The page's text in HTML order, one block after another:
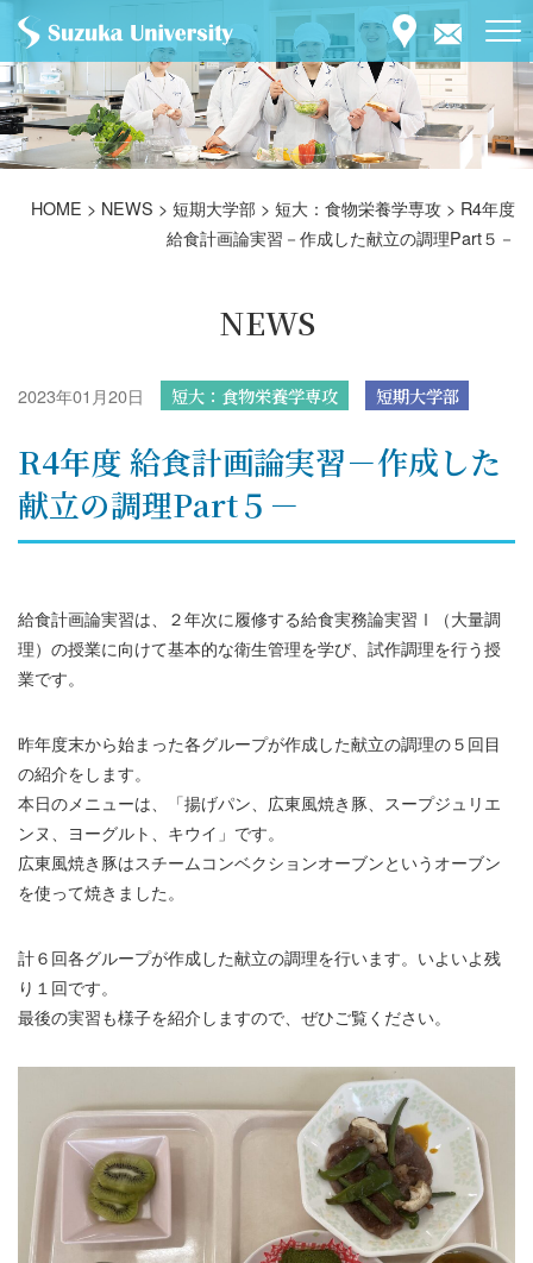
HOME > NEWS > 短期大学部 > 短大：食物栄養学専攻 > R4年度
給食計画論実習－作成した献立の調理Part５－
NEWS
2023年01月20日 短大：食物栄養学専攻 短期大学部
R4年度 給食計画論実習－作成した
献立の調理Part５－
給食計画論実習は、２年次に履修する給食実務論実習Ⅰ（大量調
理）の授業に向けて基本的な衛生管理を学び、試作調理を行う授
業です。
昨年度末から始まった各グループが作成した献立の調理の５回目
の紹介をします。
本日のメニューは、「揚げパン、広東風焼き豚、スープジュリエ
ンヌ、ヨーグルト、キウイ」です。
広東風焼き豚はスチームコンベクションオーブンというオーブン
を使って焼きました。
計６回各グループが作成した献立の調理を行います。いよいよ残
り１回です。
最後の実習も様子を紹介しますので、ぜひご覧ください。